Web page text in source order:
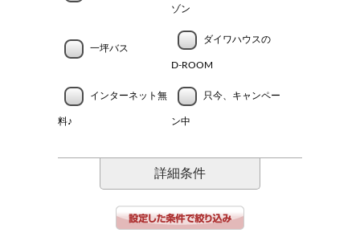
ゾン
一坪バス
ダイワハウスの
D-ROOM
インターネット無
料♪
只今、キャンペー
ン中